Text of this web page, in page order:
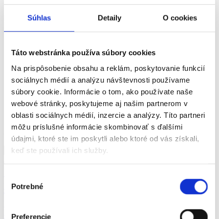
Súhlas Detaily O cookies
Táto webstránka používa súbory cookies
Na prispôsobenie obsahu a reklám, poskytovanie funkcií
sociálnych médií a analýzu návštevnosti používame
súbory cookie. Informácie o tom, ako používate naše
webové stránky, poskytujeme aj našim partnerom v
oblasti sociálnych médií, inzercie a analýzy. Títo partneri
môžu príslušné informácie skombinovať s ďalšími
údajmi, ktoré ste im poskytli alebo ktoré od vás získali,
keď ste používali ich služby.
súhlasu
Potrebné
Preferencie
Služby
Lahôdkárska výroba
Prenájom nehnuteľností
COOPkasa
WOLT – donáška nákupu z COOP Jednoty
Zberné miesta
Nehnuteľnosti
Kariéra
Voľné pracovné pozície
Duálne vzdelávanie
Kontakt
O nás
Odber noviniek
Vyhľadať
Domov
Letáky